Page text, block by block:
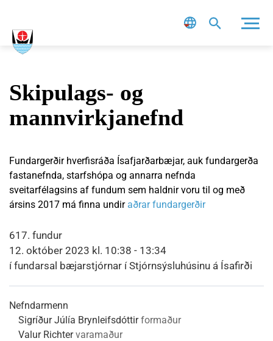
Skipulags- og
mannvirkjanefnd
Fundargerðir hverfisráða Ísafjarðarbæjar, auk fundargerða
fastanefnda, starfshópa og annarra nefnda
sveitarfélagsins af fundum sem haldnir voru til og með
ársins 2017 má finna undir aðrar fundargerðir
617. fundur
12. október 2023 kl. 10:38 - 13:34
í fundarsal bæjarstjórnar í Stjórnsýsluhúsinu á Ísafirði
Nefndarmenn
Sigríður Júlía Brynleifsdóttir formaður
Valur Richter varamaður